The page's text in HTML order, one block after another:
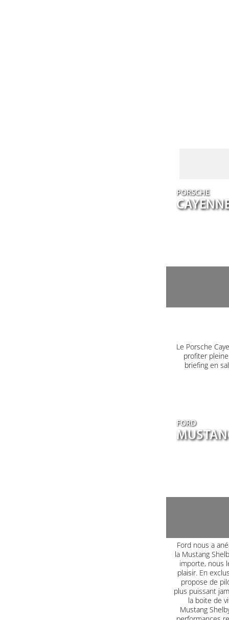
PORSCHE
Le Porsche
profiter
briefing en
FORD
Ford nous a
la Mustang
importe, nous
plaisir. En
propose de
plus puissant
la boite de
Mustang